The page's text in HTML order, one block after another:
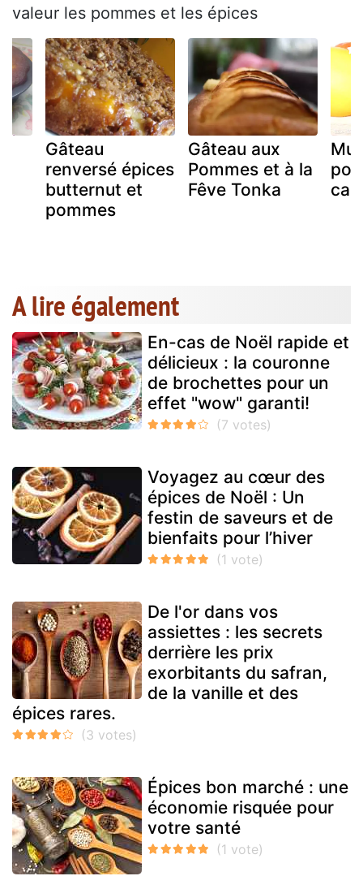
valeur les pommes et les épices
Gâteau
renversé épices
butternut et
pommes
Gâteau aux
Pommes et à la
Fêve Tonka
A lire également
En-cas de Noël rapide et
délicieux : la couronne
de brochettes pour un
effet "wow" garanti!
Voyagez au cœur des
épices de Noël : Un
festin de saveurs et de
bienfaits pour l’hiver
De l'or dans vos
assiettes : les secrets
derrière les prix
exorbitants du safran,
de la vanille et des
épices rares.
Épices bon marché : une
économie risquée pour
votre santé